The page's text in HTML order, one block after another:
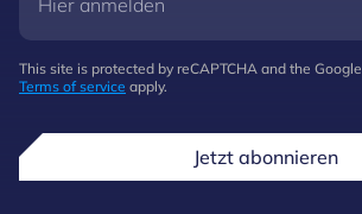
This site is protected by reCAPTCHA and the Google
Terms of service apply.
Jetzt abonnieren